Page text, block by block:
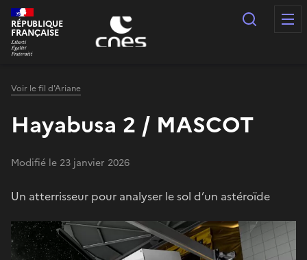
Panneau de gestion des cookies
RÉPUBLIQUE
FRANÇAISE
Voir le fil d'Ariane
Hayabusa 2 / MASCOT
Modifié le 23 janvier 2026
Un atterrisseur pour analyser le sol d’un astéroïde